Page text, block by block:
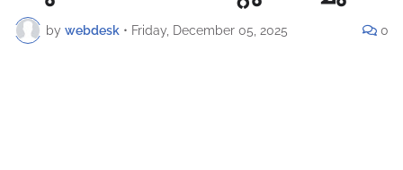
by webdesk • Friday, December 05, 2025 0